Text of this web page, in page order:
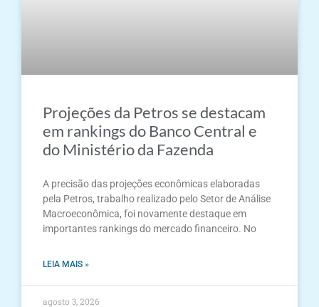
Projeções da Petros se destacam
em rankings do Banco Central e
do Ministério da Fazenda
A precisão das projeções econômicas elaboradas
pela Petros, trabalho realizado pelo Setor de Análise
Macroeconômica, foi novamente destaque em
importantes rankings do mercado financeiro. No
LEIA MAIS »
agosto 3, 2026